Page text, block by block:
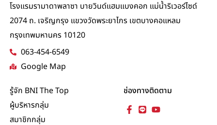
โรงแรมรามาดาพลาซา บายวินด์แฮมแบงคอก แม่น้ำริเวอร์ไซด์
2074 ถ. เจริญกรุง แขวงวัดพระยาไกร เขตบางคอแหลม
กรุงเทพมหานคร 10120
063-454-6549
Google Map
รู้จัก BNI The Top
ผู้บริหารกลุ่ม
สมาชิกกลุ่ม
ช่องทางติดตาม